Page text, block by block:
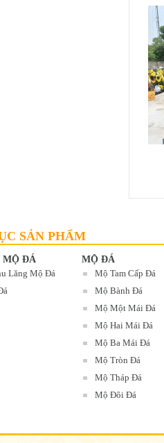
SẢN PHẨM
MỘ ĐÁ
Lăng Mộ Đá
MỘ ĐÁ
Mộ Tam Cấp Đá
Mộ Bành Đá
Mộ Một Mái Đá
Mộ Hai Mái Đá
Mộ Ba Mái Đá
Mộ Tròn Đá
Mộ Tháp Đá
Mộ Đôi Đá